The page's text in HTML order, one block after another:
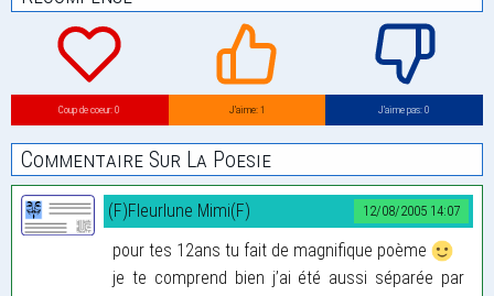
Coup de coeur: 0 J’aime: 1 J’aime pas: 0
Commentaire Sur La Poesie
12/08/2005 14:07
(F)Fleurlune Mimi(F)
pour tes 12ans tu fait de magnifique poème
je te comprend bien j’ai été aussi séparée par